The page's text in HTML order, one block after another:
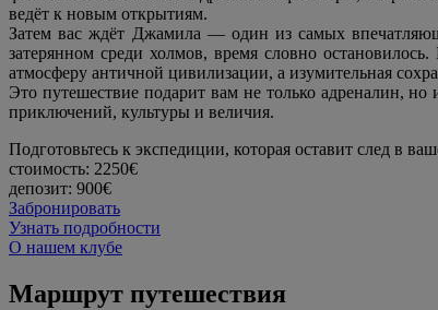
ведёт к новым открытиям.
Затем вас ждёт Джамила — один из самых
затерянном среди холмов, время словно
атмосферу античной цивилизации, а изумительная
Это путешествие подарит вам не только адреналин,
приключений, культуры и величия.
Подготовьтесь к экспедиции, которая оставит след в
стоимость: 2250€
депозит: 900€
Забронировать
Узнать подробности
О нашем клубе
Маршрут путешествия